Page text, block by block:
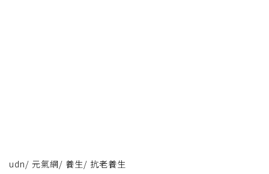
udn/ 元氣網/ 養生/ 抗老養生